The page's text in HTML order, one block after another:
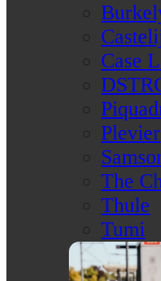
Case
Plevier
The
Thule
Tumi